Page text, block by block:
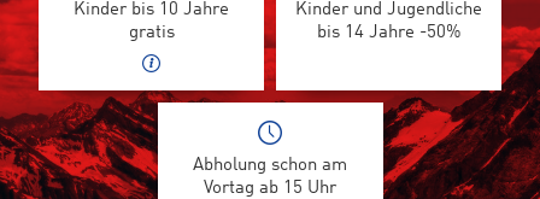
Kinder bis 10 Jahre
gratis
Kinder und Jugendliche
bis 14 Jahre -50%
Abholung schon am
Vortag ab 15 Uhr